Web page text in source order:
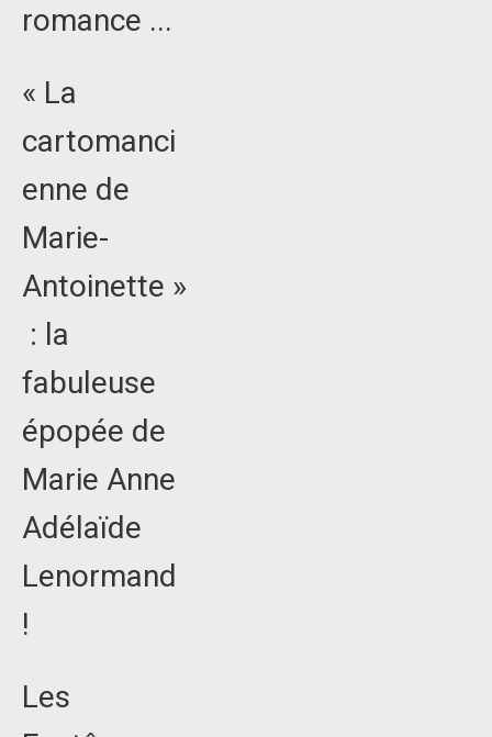
romance ...
« La
cartomanci
enne de
Marie-
Antoinette »
: la
fabuleuse
épopée de
Marie Anne
Adélaïde
Lenormand
!
Les